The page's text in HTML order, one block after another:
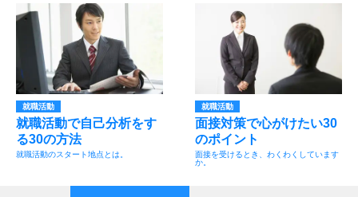
就職活動
就職活動で自己分析をす
る30の方法
就職活動のスタート地点とは。
就職活動
面接対策で心がけたい30
のポイント
面接を受けるとき、わくわくしています
か。